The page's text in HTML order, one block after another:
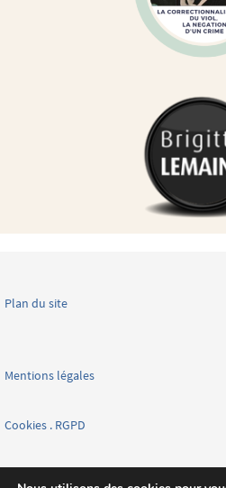
Plan du site
Mentions légales
Cookies . RGPD